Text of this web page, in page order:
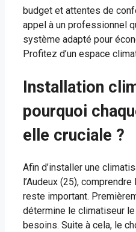
budget et attentes de
appel à un professionnel
système adapté pour
Profitez d’un espace
Installation
pourquoi
elle cruciale ?
Afin d’installer une
l’Audeux (25),
reste important.
détermine le climatiseur
besoins. Suite à cela, le